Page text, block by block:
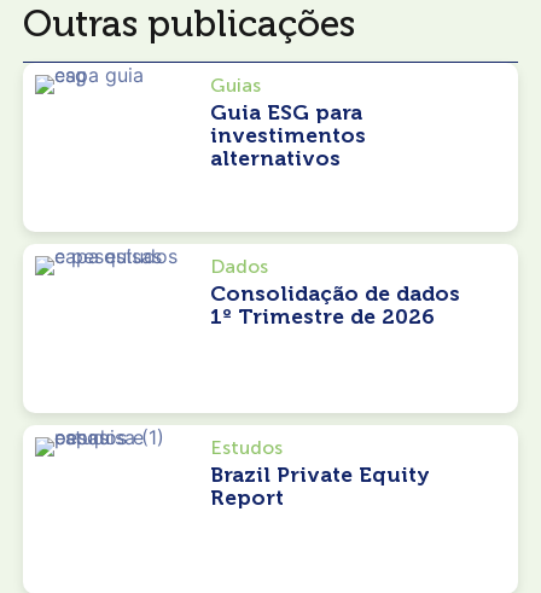
Outras publicações
Guias
Guia ESG para
investimentos
alternativos
Dados
Consolidação de dados
1º Trimestre de 2026
Estudos
Brazil Private Equity
Report